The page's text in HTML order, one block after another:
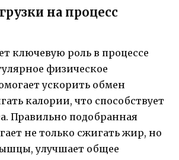
на процесс
ключевую роль в процессе
физическое
ускорить обмен
калории, что способствует
Правильно подобранная
не только сжигать жир, но
улучшает общее